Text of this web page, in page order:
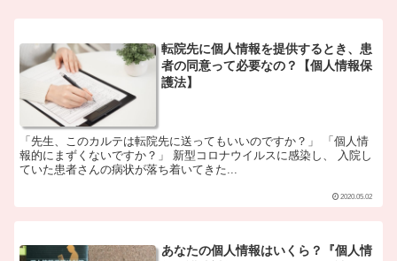
転院先に個人情報を提供するとき、患
者の同意って必要なの？【個人情報保
護法】
「先生、このカルテは転院先に送ってもいいのですか？」 「個人情
報的にまずくないですか？」 新型コロナウイルスに感染し、 入院し
ていた患者さんの病状が落ち着いてきた...
2020.05.02
あなたの個人情報はいくら？『個人情